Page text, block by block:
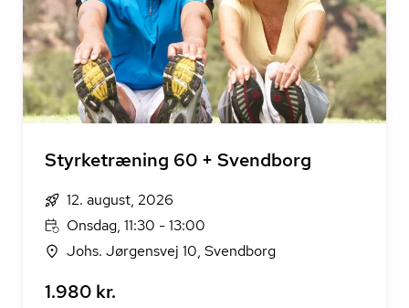
Styrketræning 60 + Svendborg
12. august, 2026
Onsdag, 11:30 - 13:00
Johs. Jørgensvej 10, Svendborg
1.980 kr.